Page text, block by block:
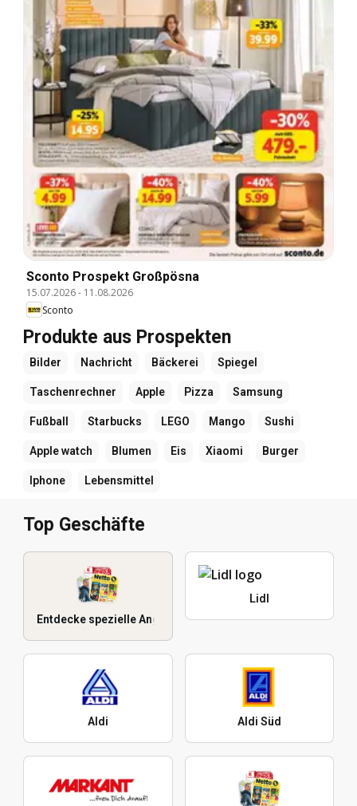
Sconto Prospekt Großpösna
15.07.2026- 11.08.2026
Sconto
Produkte aus Prospekten
Bilder Nachricht Bäckerei Spiegel
Taschenrechner Apple Pizza Samsung
Fußball Starbucks LEGO Mango Sushi
Apple watch Blumen Eis Xiaomi Burger
Iphone Lebensmittel
Top Geschäfte
Entdecke spezielle Angebote
Lidl
Aldi Aldi Süd